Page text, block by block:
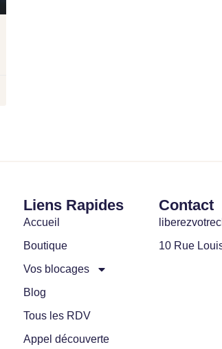
Liens Rapides
Accueil
Boutique
Vos blocages
Blog
Tous les RDV
Appel découverte
Contact
10 Rue